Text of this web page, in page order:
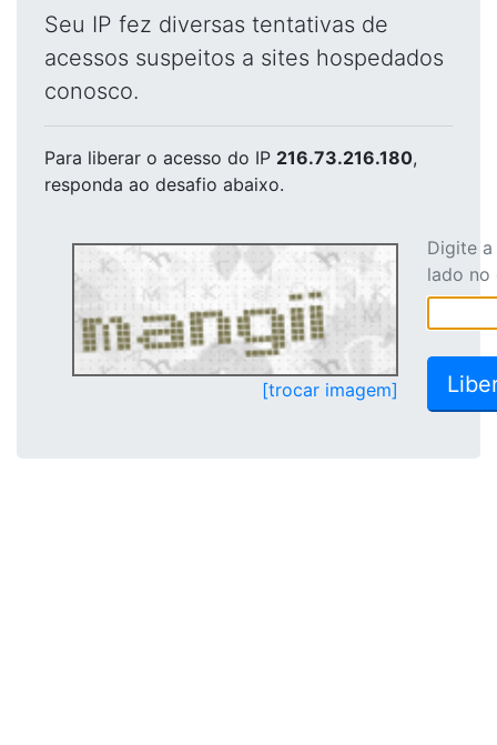
Seu IP fez diversas tentativas de
acessos suspeitos a sites hospedados
conosco.
Para liberar o acesso do IP 216.73.216.180,
responda ao desafio abaixo.
[trocar imagem]
Digite
lado no